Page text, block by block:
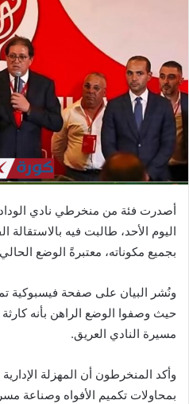
ر
د
ا
إ
ل
ك
ت
و
ن
ي
أصدرت فئة من منخرطي نادي الوداد
اليوم الأحد، طالبت فيه بالاستقالة
بجميع مكوناته، معتبرةً الوضع
ونُشر البيان على صفحة فيسبوكية
حيث وصفوا الوضع الراهن بأنه كارثة
مسيرة النادي العريق.
وأكد المنخرطون أن المهزلة
بمحاولات تكميم الأفواه وصناعة